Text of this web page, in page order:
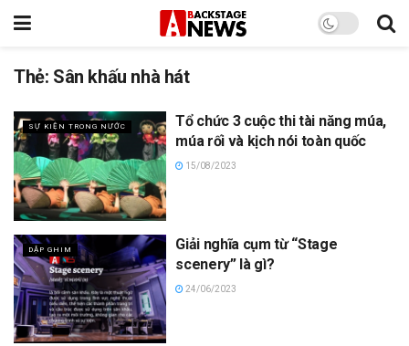
Thẻ: Sân khấu nhà hát
SỰ KIỆN TRONG NƯỚC
Tổ chức 3 cuộc thi tài năng múa,
múa rối và kịch nói toàn quốc
15/08/2023
DẬP GHIM
Giải nghĩa cụm từ “Stage
scenery” là gì?
24/06/2023